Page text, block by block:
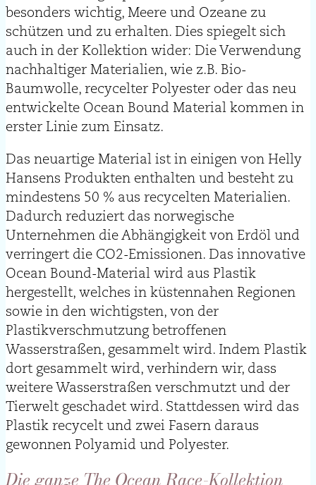
besonders wichtig, Meere und Ozeane zu
schützen und zu erhalten. Dies spiegelt sich
auch in der Kollektion wider: Die Verwendung
nachhaltiger Materialien, wie z.B. Bio-
Baumwolle, recycelter Polyester oder das neu
entwickelte Ocean Bound Material kommen in
erster Linie zum Einsatz.
Das neuartige Material ist in einigen von Helly
Hansens Produkten enthalten und besteht zu
mindestens 50 % aus recycelten Materialien.
Dadurch reduziert das norwegische
Unternehmen die Abhängigkeit von Erdöl und
verringert die CO2-Emissionen. Das innovative
Ocean Bound-Material wird aus Plastik
hergestellt, welches in küstennahen Regionen
sowie in den wichtigsten, von der
Plastikverschmutzung betroffenen
Wasserstraßen, gesammelt wird. Indem Plastik
dort gesammelt wird, verhindern wir, dass
weitere Wasserstraßen verschmutzt und der
Tierwelt geschadet wird. Stattdessen wird das
Plastik recycelt und zwei Fasern daraus
gewonnen Polyamid und Polyester.